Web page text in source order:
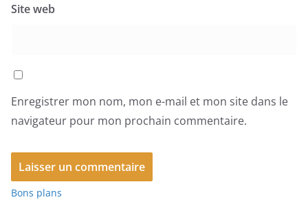
Site web
Enregistrer mon nom, mon e-mail et mon site dans le
navigateur pour mon prochain commentaire.
Bons plans